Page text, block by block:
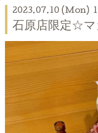
2023.07.10 (Mon)
石原店限定☆